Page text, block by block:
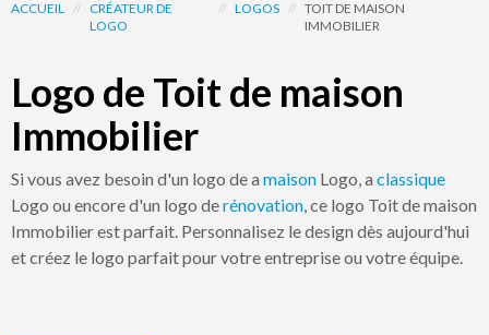
ACCUEIL // CRÉATEUR DE
LOGO
// LOGOS // TOIT DE MAISON
IMMOBILIER
Logo de Toit de maison
Immobilier
Si vous avez besoin d'un logo de a maison Logo, a classique
Logo ou encore d'un logo derénovation, ce logo Toit de maison
Immobilier est parfait. Personnalisez le design dès aujourd'hui
et créez le logo parfait pour votre entreprise ou votre équipe.